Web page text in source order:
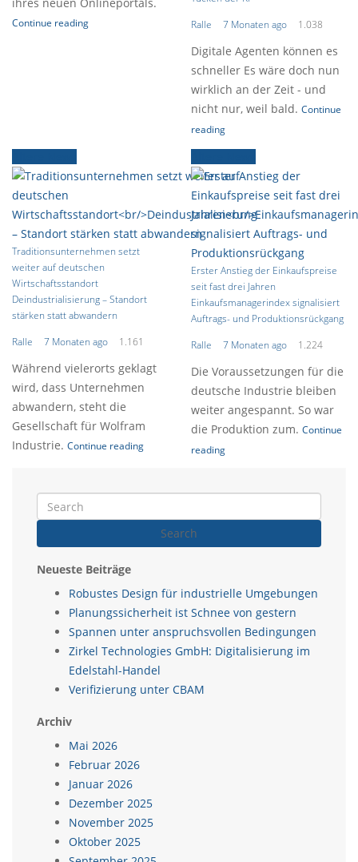
Continue reading
Ralle
7 Monaten ago 1.038
Digitale Agenten können es
schneller Es wäre doch nun
wirklich an der Zeit - und
nicht nur, weil bald. Continue
reading
Traditionsunternehmen setzt
weiter auf deutschen
Wirtschaftsstandort
Deindustrialisierung – Standort
stärken statt abwandern
Ralle
7 Monaten ago 1.161
Während vielerorts geklagt
wird, dass Unternehmen
abwandern, steht die
Gesellschaft für Wolfram
Industrie. Continue reading
Erster Anstieg der Einkaufspreise
seit fast drei Jahren
Einkaufsmanagerindex signalisiert
Auftrags- und Produktionsrückgang
Ralle
7 Monaten ago 1.224
Die Voraussetzungen für die
deutsche Industrie bleiben
weiter angespannt. So war
die Produktion zum. Continue
reading
Search
Neueste Beiträge
Robustes Design für industrielle Umgebungen
Planungssicherheit ist Schnee von gestern
Spannen unter anspruchsvollen Bedingungen
Zirkel Technologies GmbH: Digitalisierung im
Edelstahl-Handel
Verifizierung unter CBAM
Archiv
Mai 2026
Februar 2026
Januar 2026
Dezember 2025
November 2025
Oktober 2025